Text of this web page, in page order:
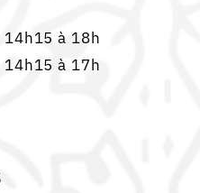
à 18h
à 17h